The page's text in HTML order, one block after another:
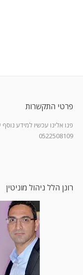
פרטי התקשרות
פנו אלינו עכשיו למידע נוסף
0522508109
רונן הלל ניהול מוניטין